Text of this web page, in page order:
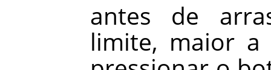
antes de
limite, maior a